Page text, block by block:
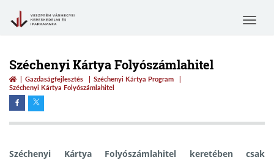
Toggle
Széchenyi Kártya Folyószámlahitel
Gazdaságfejlesztés
Széchenyi Kártya Program
Széchenyi Kártya Folyószámlahitel
Széchenyi Kártya Folyószámlahitel keretében csak